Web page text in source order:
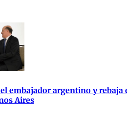
embajador argentino y rebaja
Aires